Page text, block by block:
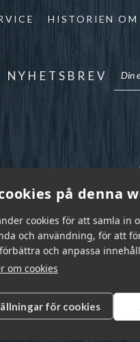
på denna
cookies för att samla in
och användning, för att
och anpassa
om cookies
för cookies
HISTORIEN OM
NYHETSBREV
Sverige AB ©